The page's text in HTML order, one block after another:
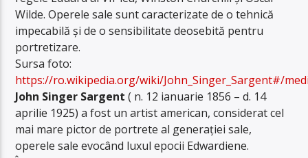
Wilde. Operele sale sunt caracterizate de o tehnică
impecabilă și de o sensibilitate deosebită pentru
portretizare.
Sursa foto:
https://ro.wikipedia.org/wiki/John_Singer_Sargent#/
John Singer Sargent ( n. 12 ianuarie 1856 – d. 14
aprilie 1925) a fost un artist american, considerat cel
mai mare pictor de portrete al generației sale,
operele sale evocând luxul epocii Edwardiene.